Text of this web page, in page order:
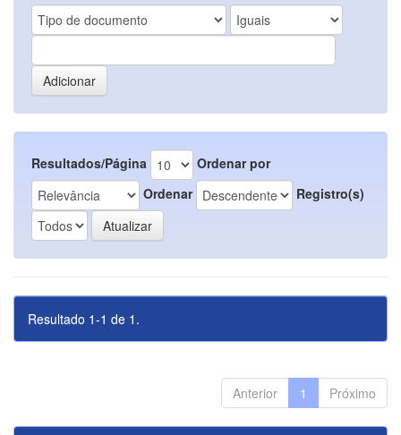
Resultados/Página
Ordenar por
Ordenar
Registro(s)
Resultado 1-1 de 1.
Anterior 1 Próximo